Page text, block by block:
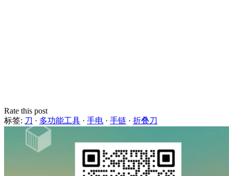
Rate this post
标签: 刀 · 多功能工具 · 手电 · 手链 · 折叠刀